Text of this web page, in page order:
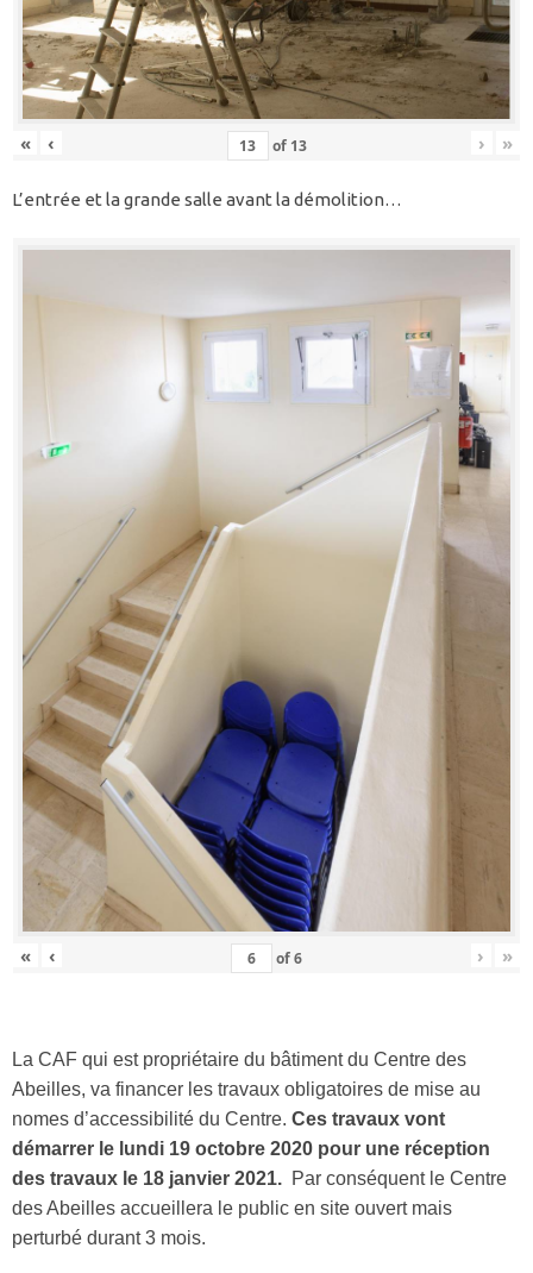
« ‹ of 13 › »
L’entrée et la grande salle avant la démolition…
« ‹ of6 › »
La CAF qui est propriétaire du bâtiment du Centre des
Abeilles, va financer les travaux obligatoires de mise au
nomes d’accessibilité du Centre. Ces travaux vont
démarrer le lundi 19 octobre 2020 pour une réception
des travaux le 18 janvier 2021. Par conséquent le Centre
des Abeilles accueillera le public en site ouvert mais
perturbé durant 3 mois.